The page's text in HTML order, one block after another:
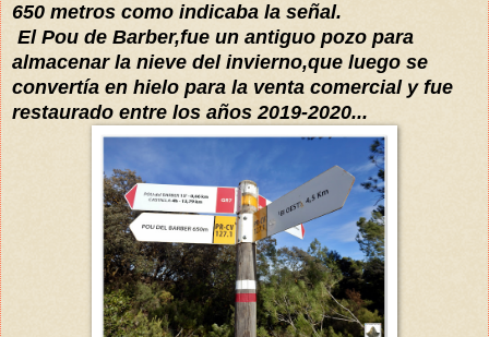
650 metros como indicaba la señal.
El Pou de Barber,fue un antiguo pozo para
almacenar la nieve del invierno,que luego se
convertía en hielo para la venta comercial y fue
restaurado entre los años 2019-2020...